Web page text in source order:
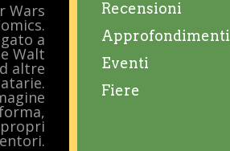
Wars
a
Walt
altre
Recensioni
Approfondimenti
Eventi
Fiere